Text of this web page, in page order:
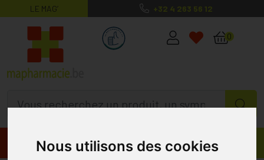
Nous utilisons des cookies
LE MAG’ +32 4 263 56 12
MaPharmacie.be ma santé, mes
0
Promos Produits